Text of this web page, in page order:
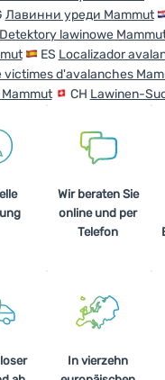
Лавинни уреди Mammut
Detektory lawinowe
ES Localizador
victimes d'avalanches
CH Lawinen-
Wir beraten Sie
online und per
Telefon
In vierzehn